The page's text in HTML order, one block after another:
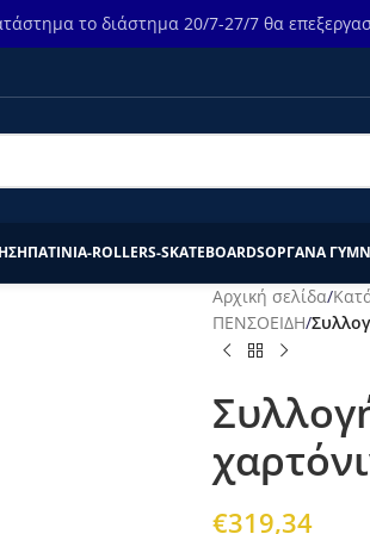
το διάστημα 20/7-27/7 θα
ΠΑΤΙΝΙΑ-ROLLERS-SKATEBOARDSΟΡΓΑΝΑ
Αρχική σελίδα/
ΠΕΝΣΟΕΙΔΗ/
€319,34